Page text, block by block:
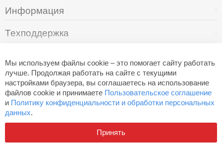
Мы используем файлы cookie – это помогает сайту работать
лучше. Продолжая работать на сайте с текущими
настройками браузера, вы соглашаетесь на использование
файлов cookie и принимаете Пользовательское соглашение
и Политику конфиденциальности и обработки персональных
данных.
Принять
Информация
Техподдержка
+7 (495) 249-05-94